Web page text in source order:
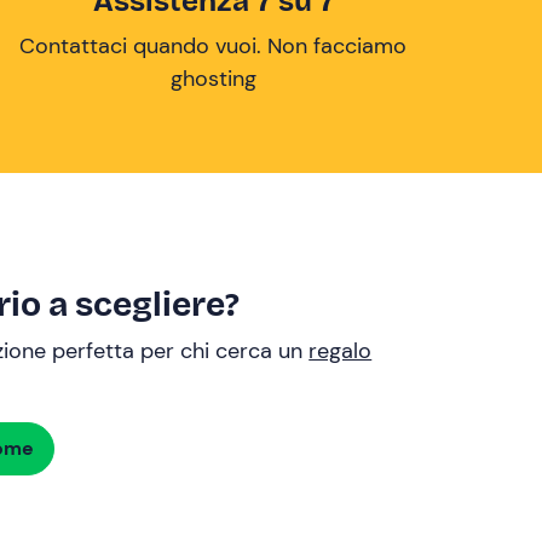
Contattaci quando vuoi. Non facciamo
ghosting
a scegliere?
perfetta per chi cerca un regalo